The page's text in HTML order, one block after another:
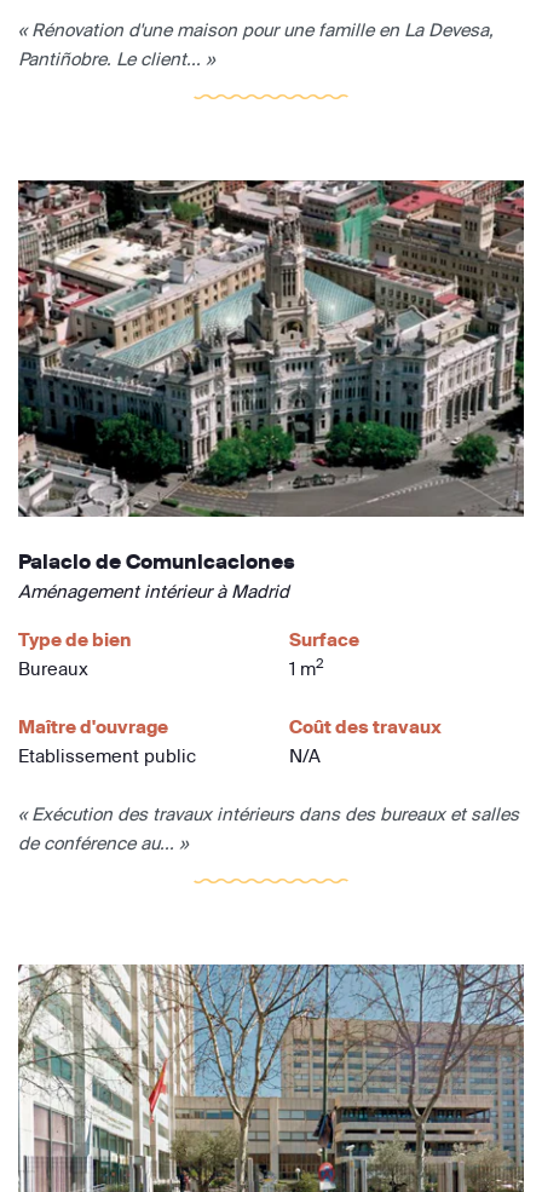
« Rénovation d'une maison pour une famille en La Devesa,
Pantiñobre. Le client... »
Palacio de Comunicaciones
Aménagement intérieur à Madrid
Type de bien
Bureaux
Surface
1 m2
Maître d'ouvrage
Etablissement public
Coût des travaux
N/A
« Exécution des travaux intérieurs dans des bureaux et salles
de conférence au... »